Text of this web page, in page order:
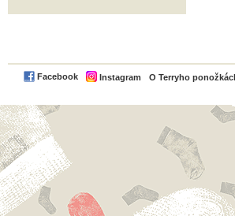
Facebook Instagram O Terryho